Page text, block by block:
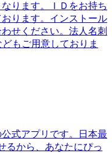
ります。ＩＤをお持ち
ります。インストール
せください。法人名刺
もご用意しておりま
式アプリです。日本最
るから、あなたにぴっ